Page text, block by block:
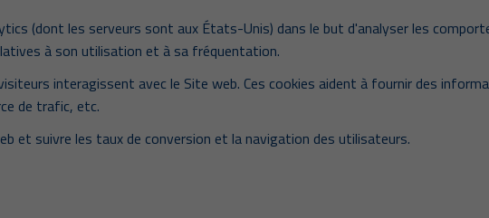
(dont les serveurs sont aux États-Unis) dans le but d'analyser les
à son utilisation et à sa fréquentation.
interagissent avec le Site web. Ces cookies aident à fournir des
de trafic, etc.
et suivre les taux de conversion et la navigation des utilisateurs.